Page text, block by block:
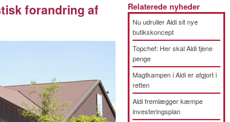
forandring af
Relaterede nyheder
Nu udruller Aldi sit nye
butikskoncept
Topchef: Her skal Aldi tjene
penge
Magtkampen i Aldi er afgjort i
retten
Aldi fremlægger kæmpe
investeringsplan